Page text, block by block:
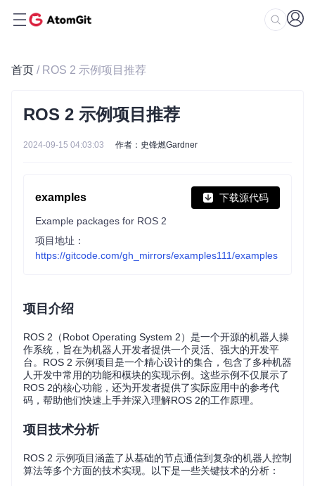
首页 / ROS 2 示例项目推荐
ROS 2 示例项目推荐
2024-09-15 04:03:03 作者：史锋燃Gardner
examples 下载源代码
Example packages for ROS 2
项目地址：
https://gitcode.com/gh_mirrors/examples111/examples
项目介绍
ROS 2（Robot Operating System 2）是一个开源的机器人操
作系统，旨在为机器人开发者提供一个灵活、强大的开发平
台。ROS 2 示例项目是一个精心设计的集合，包含了多种机器
人开发中常用的功能和模块的实现示例。这些示例不仅展示了
ROS 2的核心功能，还为开发者提供了实际应用中的参考代
码，帮助他们快速上手并深入理解ROS 2的工作原理。
项目技术分析
ROS 2 示例项目涵盖了从基础的节点通信到复杂的机器人控制
算法等多个方面的技术实现。以下是一些关键技术的分析：